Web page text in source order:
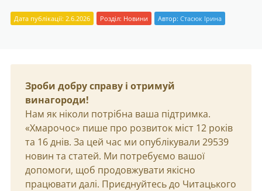
Дата публікації: 2.6.2026 Розділ: Новини Автор: Стасюк Ірина
Зроби добру справу і отримуй
винагороди!
Нам як ніколи потрібна ваша підтримка.
«Хмарочос» пише про розвиток міст 12 років
та 16 днів. За цей час ми опублікували 29539
новин та статей. Ми потребуємо вашої
допомоги, щоб продовжувати якісно
працювати далі. Приєднуйтесь до Читацького